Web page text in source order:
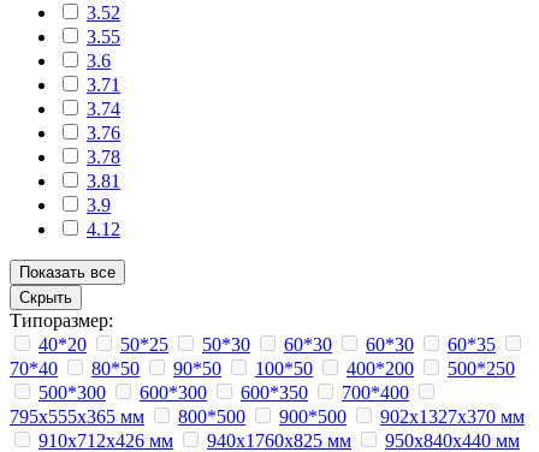
3.52
3.55
3.6
3.71
3.74
3.76
3.78
3.81
3.9
4.12
Показать все
Скрыть
Типоразмер:
40*20
50*25 50*30 60*30 60*30
60*35
70*40
80*50 90*50 100*50 400*200
500*250
500*300
600*300 600*350
700*400
795х555х365 мм
800*500 900*500
902х1327х370 мм
910х712х426 мм
940х1760х825 мм
950х840х440 мм